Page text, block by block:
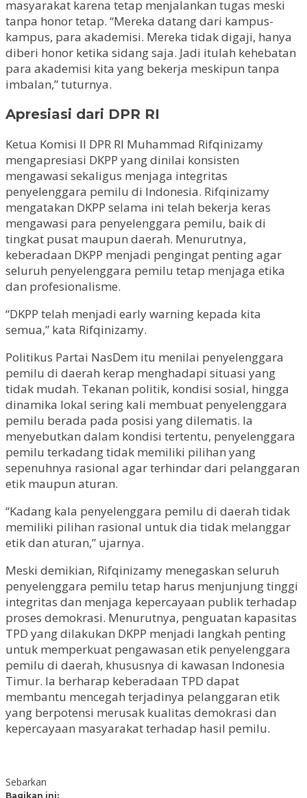
masyarakat karena tetap menjalankan tugas meski
tanpa honor tetap. “Mereka datang dari kampus-
kampus, para akademisi. Mereka tidak digaji, hanya
diberi honor ketika sidang saja. Jadi itulah kehebatan
para akademisi kita yang bekerja meskipun tanpa
imbalan,” tuturnya.
Apresiasi dari DPR RI
Ketua Komisi II DPR RI Muhammad Rifqinizamy
mengapresiasi DKPP yang dinilai konsisten
mengawasi sekaligus menjaga integritas
penyelenggara pemilu di Indonesia. Rifqinizamy
mengatakan DKPP selama ini telah bekerja keras
mengawasi para penyelenggara pemilu, baik di
tingkat pusat maupun daerah. Menurutnya,
keberadaan DKPP menjadi pengingat penting agar
seluruh penyelenggara pemilu tetap menjaga etika
dan profesionalisme.
“DKPP telah menjadi early warning kepada kita
semua,” kata Rifqinizamy.
Politikus Partai NasDem itu menilai penyelenggara
pemilu di daerah kerap menghadapi situasi yang
tidak mudah. Tekanan politik, kondisi sosial, hingga
dinamika lokal sering kali membuat penyelenggara
pemilu berada pada posisi yang dilematis. Ia
menyebutkan dalam kondisi tertentu, penyelenggara
pemilu terkadang tidak memiliki pilihan yang
sepenuhnya rasional agar terhindar dari pelanggaran
etik maupun aturan.
“Kadang kala penyelenggara pemilu di daerah tidak
memiliki pilihan rasional untuk dia tidak melanggar
etik dan aturan,” ujarnya.
Meski demikian, Rifqinizamy menegaskan seluruh
penyelenggara pemilu tetap harus menjunjung tinggi
integritas dan menjaga kepercayaan publik terhadap
proses demokrasi. Menurutnya, penguatan kapasitas
TPD yang dilakukan DKPP menjadi langkah penting
untuk memperkuat pengawasan etik penyelenggara
pemilu di daerah, khususnya di kawasan Indonesia
Timur. Ia berharap keberadaan TPD dapat
membantu mencegah terjadinya pelanggaran etik
yang berpotensi merusak kualitas demokrasi dan
kepercayaan masyarakat terhadap hasil pemilu.
Sebarkan
Bagikan ini: